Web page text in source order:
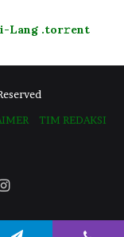
Lang .tоr𝚛еnt
TIM REDAKSI
Instagram